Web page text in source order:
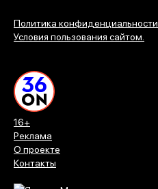
16+
Реклама
О проекте
Контакты
Политика конфиденциальности
Условия пользования сайтом.